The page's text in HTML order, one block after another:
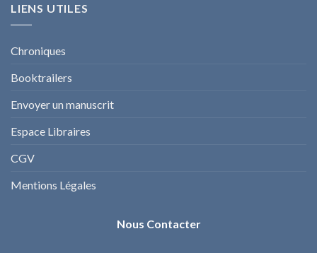
LIENS UTILES
Chroniques
Booktrailers
Envoyer un manuscrit
Espace Libraires
CGV
Mentions Légales
Nous Contacter